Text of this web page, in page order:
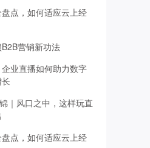
点，如何适应云上经
营销新功法
业直播如何助力数字
｜风口之中，这样玩直
点，如何适应云上经